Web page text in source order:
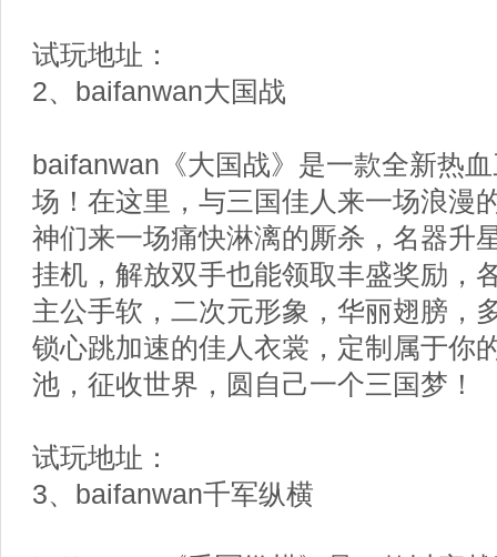
试玩地址：
2、baifanwan大国战
baifanwan《大国战》是一款全新热
场！在这里，与三国佳人来一场浪漫
神们来一场痛快淋漓的厮杀，名器升
挂机，解放双手也能领取丰盛奖励，
主公手软，二次元形象，华丽翅膀，
锁心跳加速的佳人衣裳，定制属于你
池，征收世界，圆自己一个三国梦！
试玩地址：
3、baifanwan千军纵横